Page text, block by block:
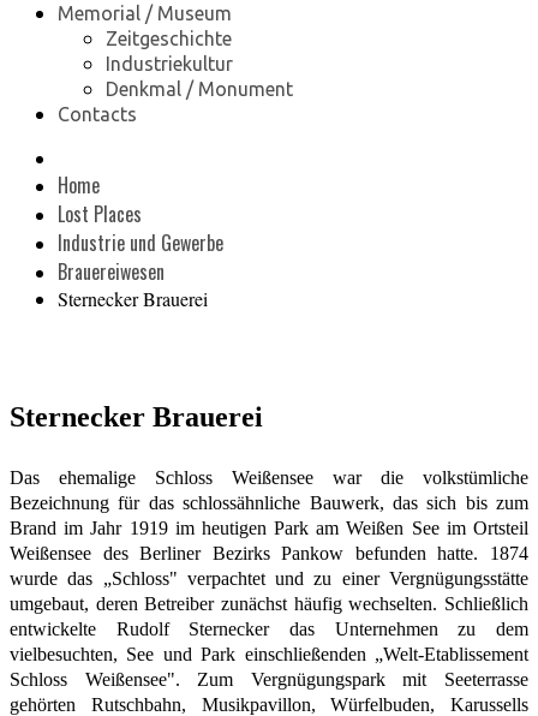
Memorial / Museum
Zeitgeschichte
Industriekultur
Denkmal / Monument
Contacts
Home
Lost Places
Industrie und Gewerbe
Brauereiwesen
Sternecker Brauerei
Sternecker Brauerei
Das ehemalige Schloss Weißensee war die volkstümliche
Bezeichnung für das schlossähnliche Bauwerk, das sich bis zum
Brand im Jahr 1919 im heutigen Park am Weißen See im Ortsteil
Weißensee des Berliner Bezirks Pankow befunden hatte. 1874
wurde das „Schloss" verpachtet und zu einer Vergnügungsstätte
umgebaut, deren Betreiber zunächst häufig wechselten. Schließlich
entwickelte Rudolf Sternecker das Unternehmen zu dem
vielbesuchten, See und Park einschließenden „Welt-Etablissement
Schloss Weißensee". Zum Vergnügungspark mit Seeterrasse
gehörten Rutschbahn, Musikpavillon, Würfelbuden, Karussells